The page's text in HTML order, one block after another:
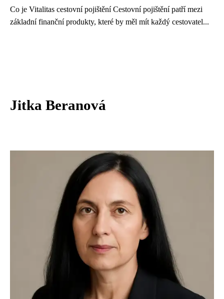
Co je Vitalitas cestovní pojištění Cestovní pojištění patří mezi
základní finanční produkty, které by měl mít každý cestovatel...
Jitka Beranová